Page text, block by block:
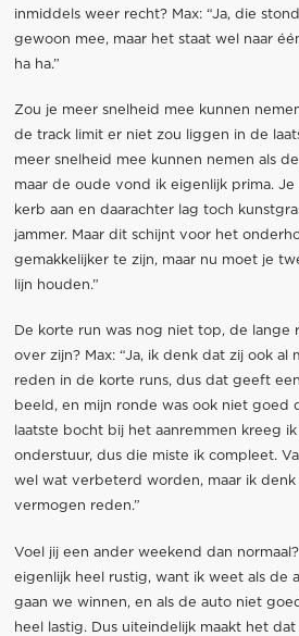
inmiddels weer recht? Max: “Ja, die
gewoon mee, maar het staat wel naar
ha ha.”
Zou je meer snelheid mee kunnen
de track limit er niet zou liggen in de
meer snelheid mee kunnen nemen als
maar de oude vond ik eigenlijk prima.
kerb aan en daarachter lag toch
jammer. Maar dit schijnt voor het
gemakkelijker te zijn, maar nu moet je
lijn houden.”
De korte run was nog niet top, de lange
over zijn? Max: “Ja, ik denk dat zij ook
reden in de korte runs, dus dat geeft
beeld, en mijn ronde was ook niet goed
laatste bocht bij het aanremmen kreeg ik
onderstuur, dus die miste ik compleet.
wel wat verbeterd worden, maar ik
vermogen reden.”
Voel jij een ander weekend dan
eigenlijk heel rustig, want ik weet als de
gaan we winnen, en als de auto niet
heel lastig. Dus uiteindelijk maakt het